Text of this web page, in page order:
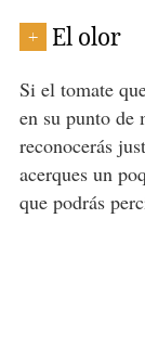
+ El olor
Si el tomate
en su punto de
reconocerás
acerques un
que podrás